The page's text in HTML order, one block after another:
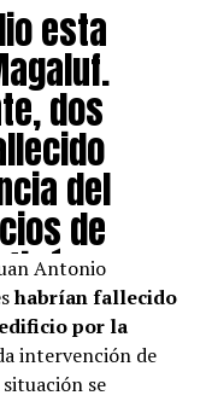
esta
dos
del
de
los
de
Antonio
habrían fallecido
por la
intervención de
se